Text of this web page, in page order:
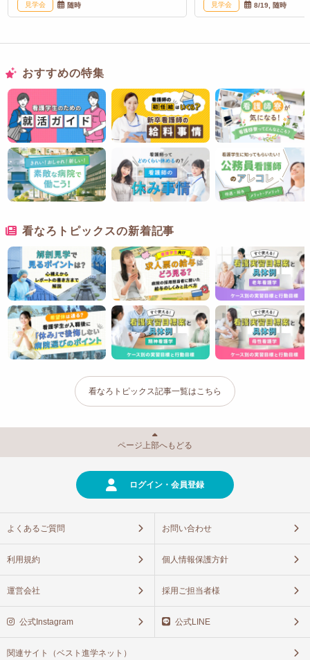
見学会 随時 見学会 8/19, 随時
おすすめの特集
看なろトピックスの新着記事
看なろトピックス記事一覧はこちら
ページ上部へもどる
ログイン・会員登録
よくあるご質問 お問い合わせ
利用規約 個人情報保護方針
運営会社 採用ご担当者様
公式Instagram 公式LINE
関連サイト（ベスト進学ネット）